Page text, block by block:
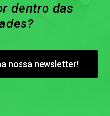
dentro das
nossa newsletter!